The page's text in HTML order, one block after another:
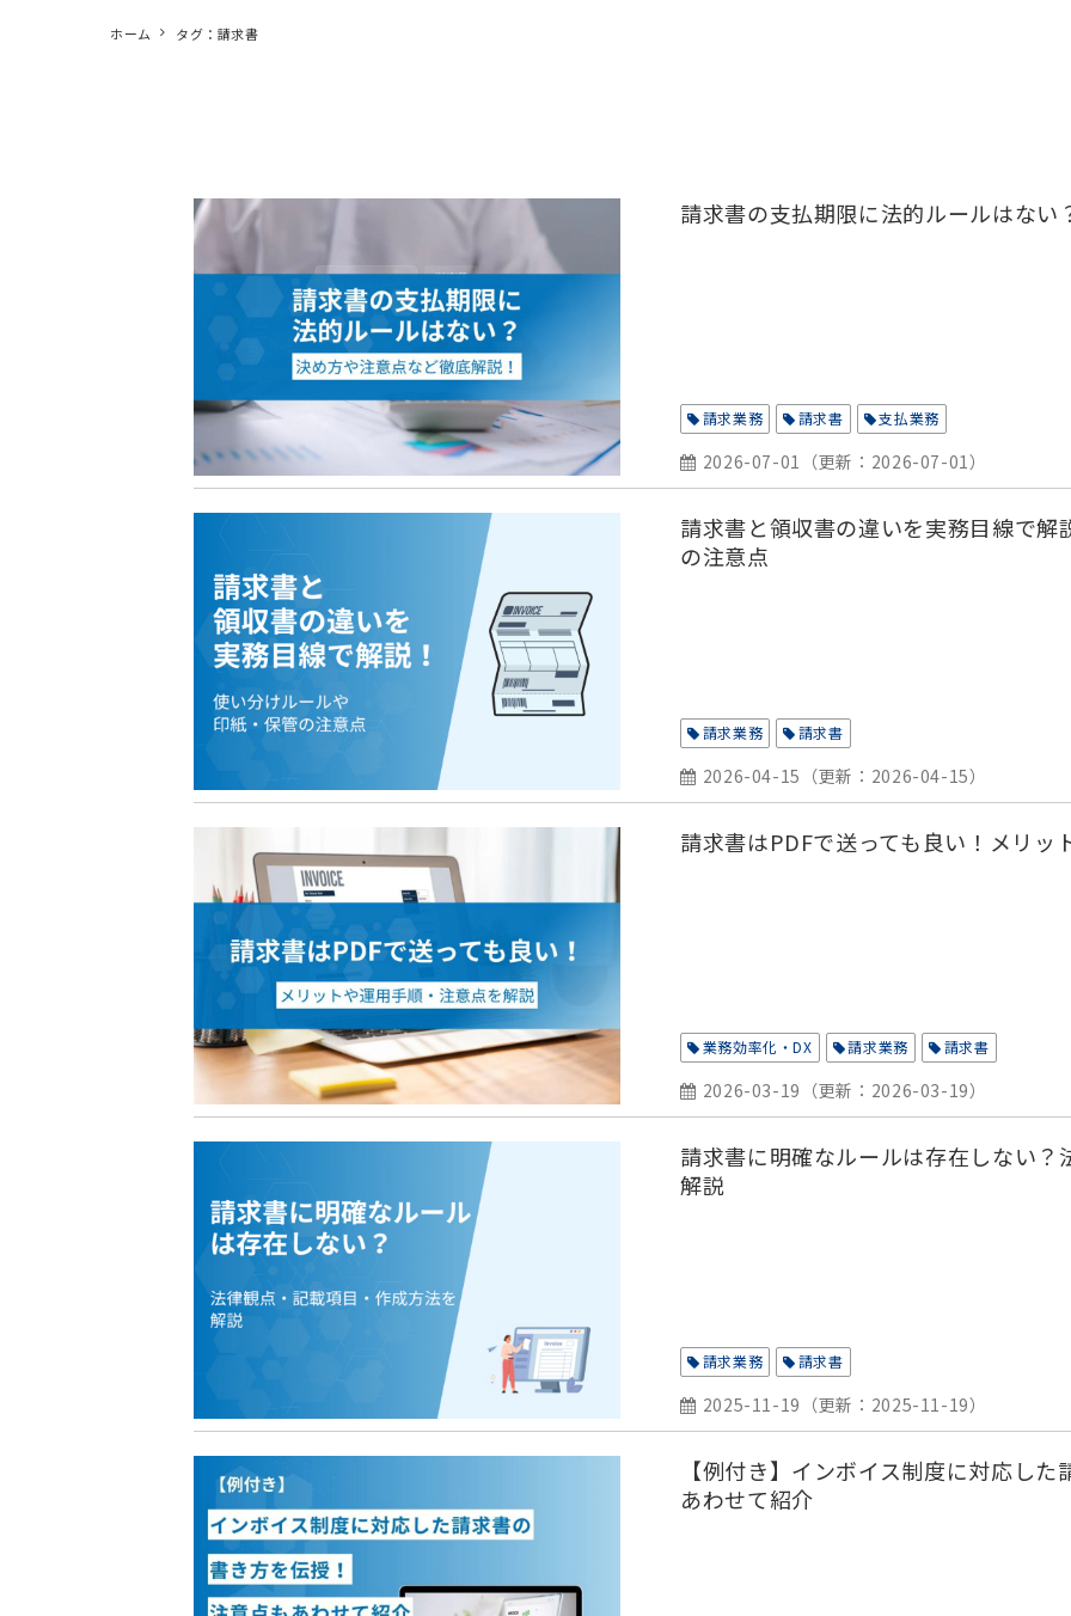
ホーム タグ：請求書
請求書の支払期限に法的ルールはな
請求業務 請求書 支払業務
2026-07-01 （更新： 2026-07-01）
請求書と領収書の違いを実務目線で
の注意点
請求業務 請求書
2026-04-15 （更新： 2026-04-15）
請求書はPDFで送っても良い！メリッ
業務効率化・DX 請求業務 請求書
2026-03-19 （更新： 2026-03-19）
請求書に明確なルールは存在しない
解説
請求業務 請求書
2025-11-19 （更新： 2025-11-19）
【例付き】インボイス制度に対応し
あわせて紹介